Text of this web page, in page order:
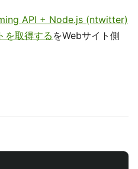
API + Node.js (ntwitter)
を取得する をWebサイト側